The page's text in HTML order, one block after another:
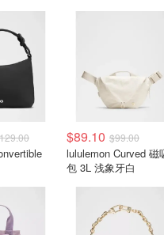
$89.10 $99.00
lululemon Curved 磁
包 3L 浅象牙白